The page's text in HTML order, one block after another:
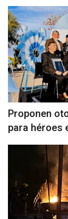
Proponen
para héroes